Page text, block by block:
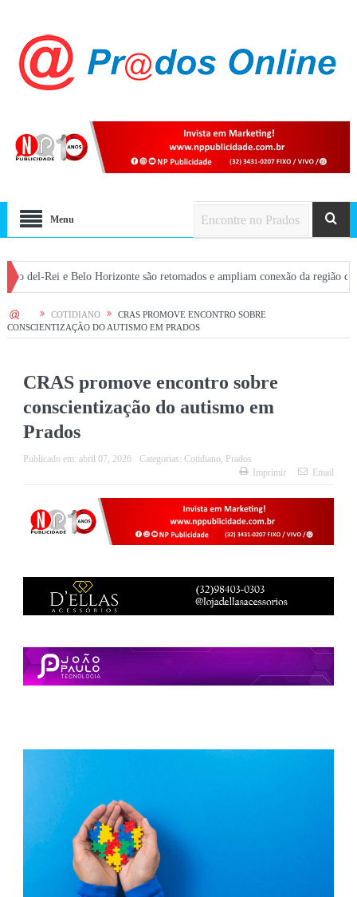
Menu
e Belo Horizonte são retomados e ampliam conexão da região com a capital
HOME COTIDIANO
CRAS PROMOVE ENCONTRO SOBRE
CONSCIENTIZAÇÃO DO AUTISMO EM PRADOS
CRAS promove encontro sobre
conscientização do autismo em
Prados
Publicado em: abril 07, 2026 Categorias: Cotidiano, Prados
Imprimir
Email